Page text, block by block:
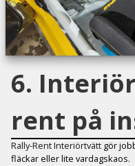
6.
rent på
Rally-Rent Interiörtvätt gör
fläckar eller lite vardagskaos.